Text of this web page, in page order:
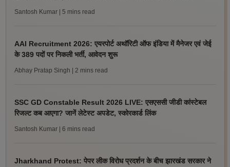
Santosh Kumar | 5 mins read
AAI Recruitment 2026: एयरपोर्ट अथॉरिटी ऑफ इंडिया में मैनेजर एवं जेई
के 389 पदों पर निकली भर्ती, आवेदन शुरू
Abhay Pratap Singh | 2 mins read
SSC GD Constable Result 2026 LIVE: एसएससी जीडी कांस्टेबल
रिजल्ट कब आएगा? जानें लेटेस्ट अपडेट, स्कोरकार्ड लिंक
Santosh Kumar | 6 mins read
Jharkhand Protest: पेपर लीक विरोध प्रदर्शन के बीच झारखंड सरकार ने